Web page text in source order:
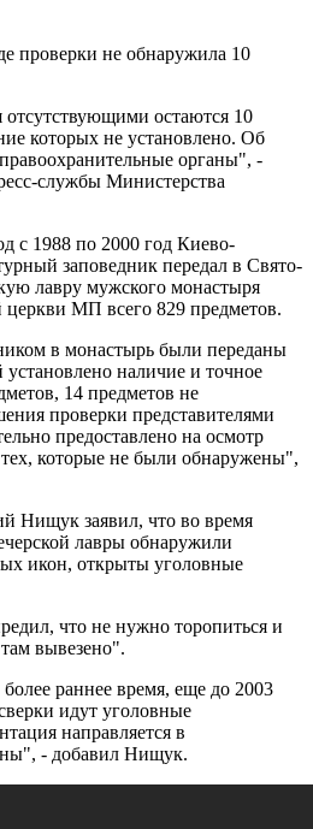
проверки не обнаружила 10
остаются 10
которых не установлено. Об
органы", -
службы Министерства
с 1988 по 2000 год Киево-
заповедник передал в Свято-
лавру мужского монастыря
церкви МП всего 829 предметов.
в монастырь были переданы
наличие и точное
14 предметов не
проверки представителями
предоставлено на осмотр
которые не были обнаружены",
Нищук заявил, что во время
лавры обнаружили
икон, открыты уголовные
что не нужно торопиться и
вывезено".
раннее время, еще до 2003
идут уголовные
направляется в
- добавил Нищук.